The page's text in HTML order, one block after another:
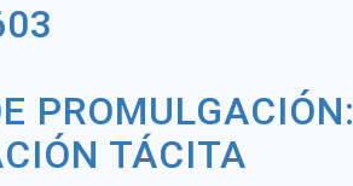
PROMULGACIÓN:
TÁCITA